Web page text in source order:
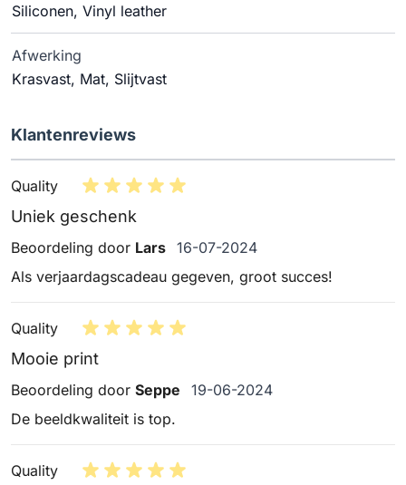
Siliconen, Vinyl leather
Afwerking
Krasvast, Mat, Slijtvast
Klantenreviews
Quality
Uniek geschenk
Beoordeling door Lars 16 juli 2024
16-07-2024
Als verjaardagscadeau gegeven, groot succes!
Quality
Mooie print
Beoordeling door Seppe 19 juni 2024
19-06-2024
De beeldkwaliteit is top.
Quality